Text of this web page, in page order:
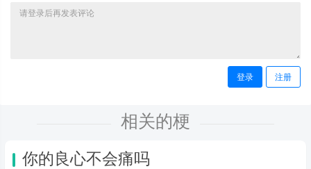
登录 注册
相关的梗
你的良心不会痛吗